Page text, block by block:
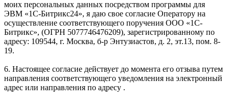
моих персональных данных посредством программы для
ЭВМ «1С-Битрикс24», я даю свое согласие Оператору на
осуществление соответствующего поручения ООО «1С-
Битрикс», (ОГРН 5077746476209), зарегистрированному по
адресу: 109544, г. Москва, б-р Энтузиастов, д. 2, эт.13, пом. 8-
19.
6. Настоящее согласие действует до момента его отзыва путем
направления соответствующего уведомления на электронный
адрес или направления по адресу .